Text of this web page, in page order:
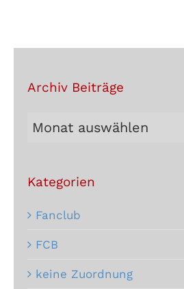
Archiv Beiträge
Archiv
Beiträge
Kategorien
Fanclub
FCB
keine Zuordnung